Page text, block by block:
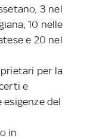
3 nel
10 nelle
e 20 nel
per la
e
del
in